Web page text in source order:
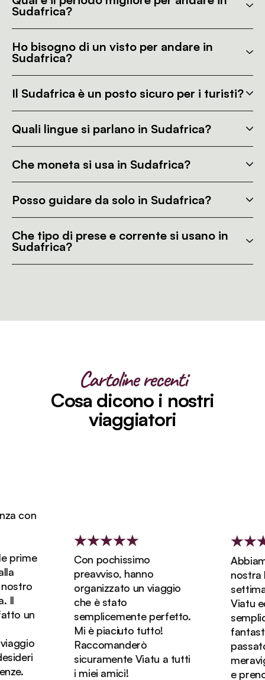
Sudafrica?
Ho bisogno di un visto per andare in
Sudafrica?
Il Sudafrica è un posto sicuro per i turisti?
Quali lingue si parlano in Sudafrica?
Che moneta si usa in Sudafrica?
Posso guidare da solo in Sudafrica?
Che tipo di prese e corrente si usano in
Sudafrica?
Cartoline recenti
Cosa dicono i nostri
viaggiatori
con
un
Con pochissimo
preavviso, hanno
organizzato un viaggio
che è stato
semplicemente perfetto.
Mi è piaciuto tutto!
Raccomanderò
sicuramente Viatu a tutti
i miei amici!
nostra
Viatu ed
passato
e